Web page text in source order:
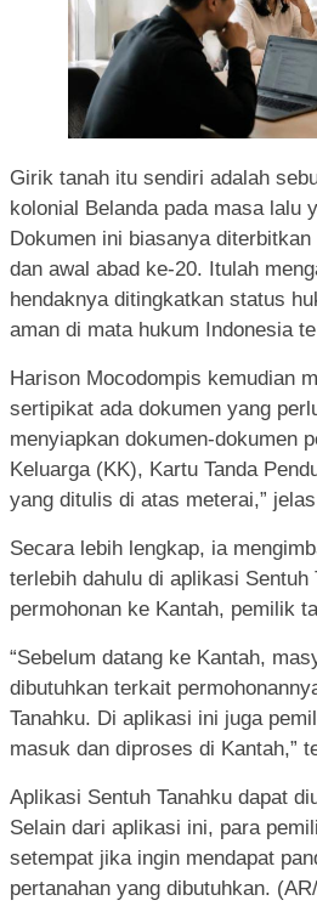
Girik tanah itu sendiri adalah
kolonial Belanda pada masa lalu
Dokumen ini biasanya
dan awal abad ke-20. Itulah
hendaknya ditingkatkan status
aman di mata hukum Indonesia
Harison Mocodompis kemudian
sertipikat ada dokumen yang
menyiapkan dokumen-dokumen
Keluarga (KK), Kartu Tanda
yang ditulis di atas meterai,”
Secara lebih lengkap, ia
terlebih dahulu di aplikasi Sentuh
permohonan ke Kantah, pemilik
“Sebelum datang ke Kantah,
dibutuhkan terkait
Tanahku. Di aplikasi ini juga
masuk dan diproses di Kantah,”
Aplikasi Sentuh Tanahku dapat
Selain dari aplikasi ini, para
setempat jika ingin mendapat
pertanahan yang dibutuhkan.